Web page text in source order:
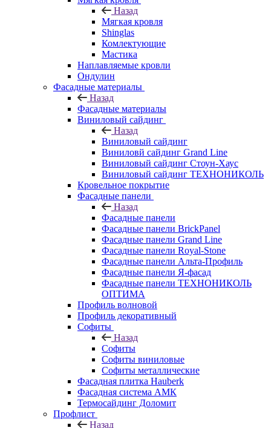
Назад
Мягкая кровля
Shinglas
Комлектующие
Мастика
Наплавляемые кровли
Ондулин
Фасадные материалы
Назад
Фасадные материалы
Виниловый сайдинг
Назад
Виниловый сайдинг
Виниловй сайдинг Grand Line
Виниловый сайдинг Стоун-Хаус
Виниловый сайдинг ТЕХНОНИКОЛЬ
Кровельное покрытие
Фасадные панели
Назад
Фасадные панели
Фасадные панели BrickPanel
Фасадные панели Grand Line
Фасадные панели Royal-Stone
Фасадные панели Альта-Профиль
Фасадные панели Я-фасад
Фасадные панели ТЕХНОНИКОЛЬ
ОПТИМА
Профиль волновой
Профиль декоративный
Софиты
Назад
Софиты
Софиты виниловые
Софиты металлические
Фасадная плитка Hauberk
Фасадная система АМК
Термосайдинг Доломит
Профлист
Назад